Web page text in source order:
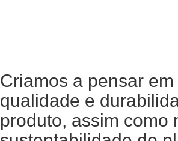
Criamos a pensar
qualidade e
produto, assim como